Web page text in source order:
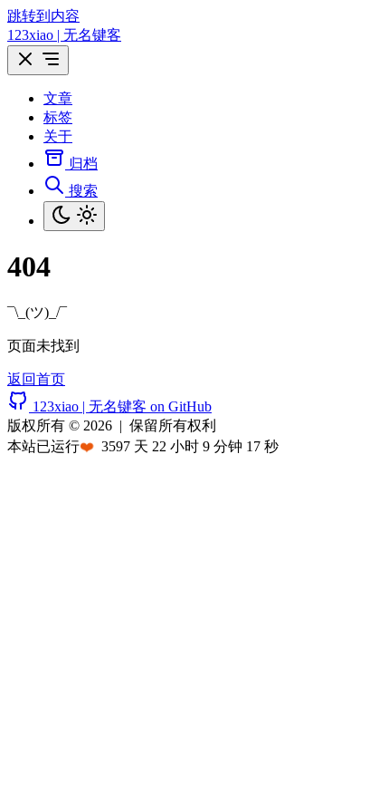
跳转到内容
123xiao | 无名键客
文章
标签
关于
归档
搜索
404
¯\_(ツ)_/¯
页面未找到
返回首页
123xiao | 无名键客 on GitHub
版权所有 © 2026 | 保留所有权利
本站已运行❤️ 3597 天 22 小时 9 分钟 17 秒